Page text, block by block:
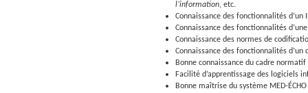
l’information, etc.
Connaissance des fonctionnalités d’un
Connaissance des fonctionnalités
Connaissance des normes de
Connaissance des fonctionnalités
Bonne connaissance du cadre normatif
Facilité d’apprentissage des logiciels
Bonne maîtrise du système MED-